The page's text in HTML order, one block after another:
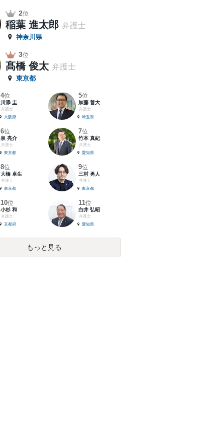
2位
稲葉 進太郎 弁護士
神奈川県
3位
髙橋 俊太 弁護士
東京都
4位
川添 圭
弁護士
大阪府
5位
加藤 善大
弁護士
埼玉県
6位
泉 亮介
弁護士
東京都
7位
竹本 真紀
弁護士
愛知県
8位
大橋 卓生
弁護士
東京都
9位
三村 勇人
弁護士
東京都
10位
小杉 和
弁護士
京都府
11位
白井 弘昭
弁護士
愛知県
もっと見る